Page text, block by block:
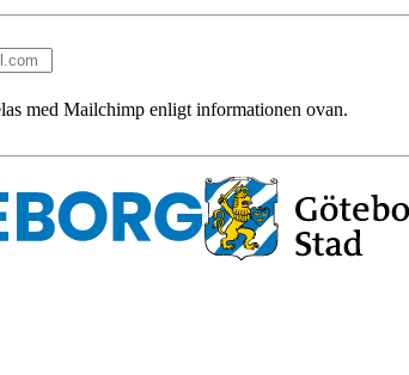
med Mailchimp enligt informationen ovan.